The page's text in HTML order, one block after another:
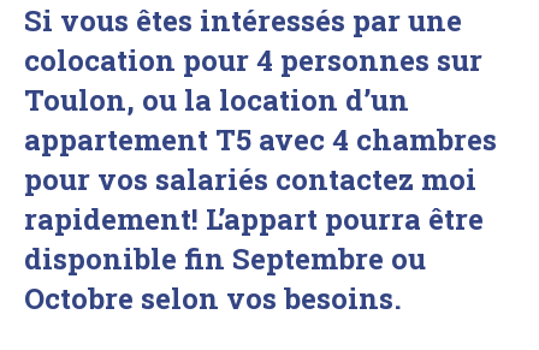
Si vous êtes intéressés par une
colocation pour 4 personnes sur
Toulon, ou la location d’un
appartement T5 avec 4 chambres
pour vos salariés contactez moi
rapidement! L’appart pourra être
disponible fin Septembre ou
Octobre selon vos besoins.